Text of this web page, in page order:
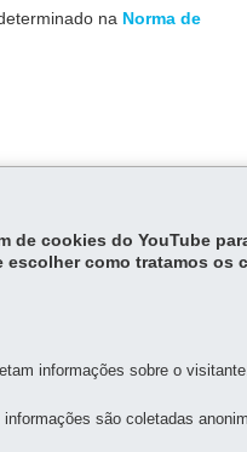
na Norma de
de cookies do YouTube
como tratamos os
informações sobre o
são coletadas